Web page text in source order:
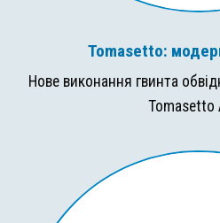
Tomasetto:
Нове виконання гвинта
Tomasetto